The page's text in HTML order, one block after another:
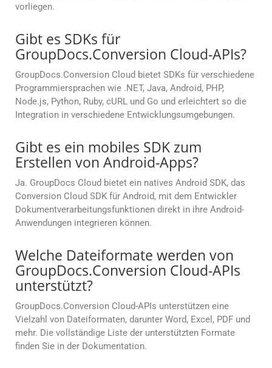
vorliegen.
Gibt es SDKs für
GroupDocs.Conversion Cloud-APIs?
GroupDocs.Conversion Cloud bietet SDKs für verschiedene
Programmiersprachen wie .NET, Java, Android, PHP,
Node.js, Python, Ruby, cURL und Go und erleichtert so die
Integration in verschiedene Entwicklungsumgebungen.
Gibt es ein mobiles SDK zum
Erstellen von Android-Apps?
Ja. GroupDocs Cloud bietet ein natives Android SDK, das
Conversion Cloud SDK für Android, mit dem Entwickler
Dokumentverarbeitungsfunktionen direkt in ihre Android-
Anwendungen integrieren können.
Welche Dateiformate werden von
GroupDocs.Conversion Cloud-APIs
unterstützt?
GroupDocs.Conversion Cloud-APIs unterstützen eine
Vielzahl von Dateiformaten, darunter Word, Excel, PDF und
mehr. Die vollständige Liste der unterstützten Formate
finden Sie in der Dokumentation.